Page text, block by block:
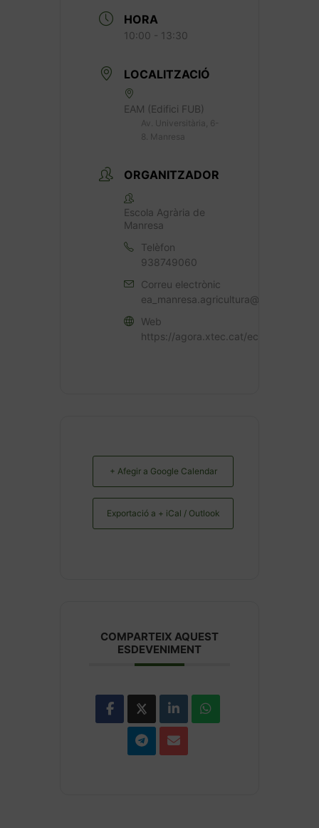
HORA
10:00 - 13:30
LOCALITZACIÓ
EAM (Edifici FUB)
Av. Universitària, 6-
8. Manresa
ORGANITZADOR
Escola Agrària de
Manresa
Telèfon
938749060
Correu electrònic
ea_manresa.agricultura@gencat.cat
Web
https://agora.xtec.cat/ecamanresa/
+ Afegir a Google Calendar
Exportació a + iCal / Outlook
COMPARTEIX AQUEST
ESDEVENIMENT